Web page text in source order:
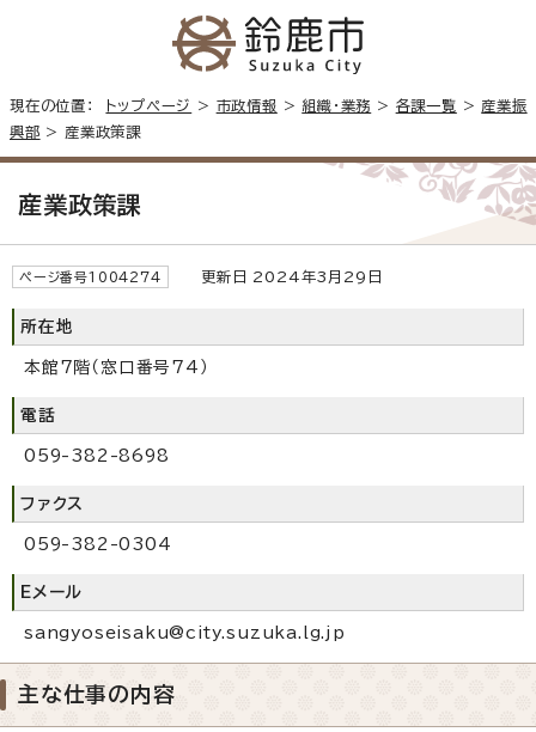
現在の位置： トップページ > 市政情報 >組織・業務 > 各課一覧 > 産業振
興部 > 産業政策課
産業政策課
ページ番号1004274 更新日 2024年3月29日
所在地
本館7階（窓口番号74）
電話
059-382-8698
ファクス
059-382-0304
Eメール
sangyoseisaku@city.suzuka.lg.jp
主な仕事の内容